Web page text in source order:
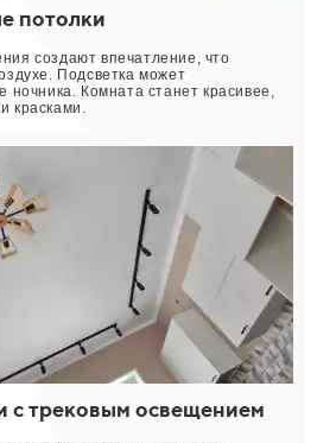
потолки
создают впечатление, что
Подсветка может
ночника. Комната станет красивее,
красками.
с трековым освещением